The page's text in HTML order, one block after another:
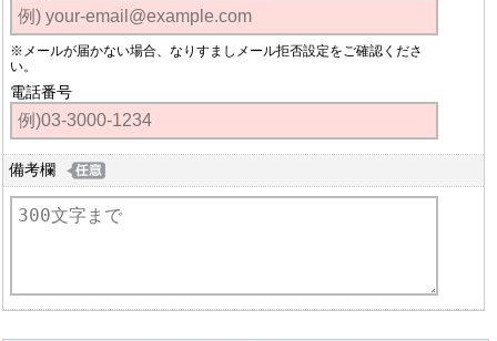
※メールが届かない場合、なりすましメール拒否設定をご確認くださ
い。
電話番号
備考欄